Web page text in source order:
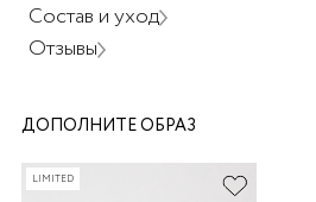
Состав и уход
Отзывы
ДОПОЛНИТЕ ОБРАЗ
LIMITED